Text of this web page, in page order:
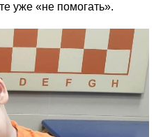
уже «не помогать».